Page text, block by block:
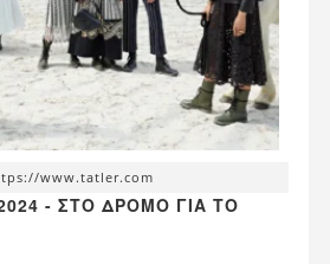
www.tatler.com
- ΣΤΟ ΔΡΌΜΟ ΓΙΑ ΤΟ